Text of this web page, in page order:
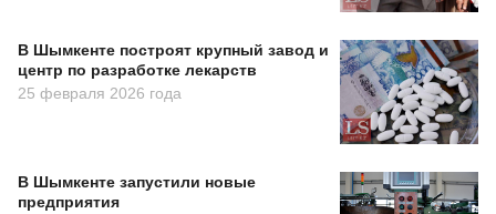
В Шымкенте построят крупный завод и
центр по разработке лекарств
25 февраля 2026 года
В Шымкенте запустили новые
предприятия